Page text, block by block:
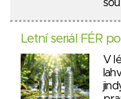
Letní seriál FÉR
V